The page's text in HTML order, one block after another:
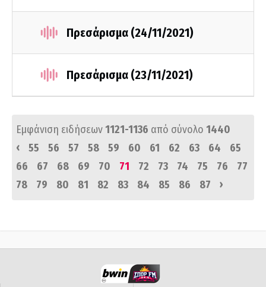
Πρεσάρισμα (24/11/2021)
Πρεσάρισμα (23/11/2021)
Εμφάνιση ειδήσεων1121-1136 από σύνολο 1440
‹
55 56 57 58 59 60 61 62 63 64
65
66
67 68 69 70 71 72 73 74 75 76
77
78
79 80 81 82 83 84 85 86 87 ›